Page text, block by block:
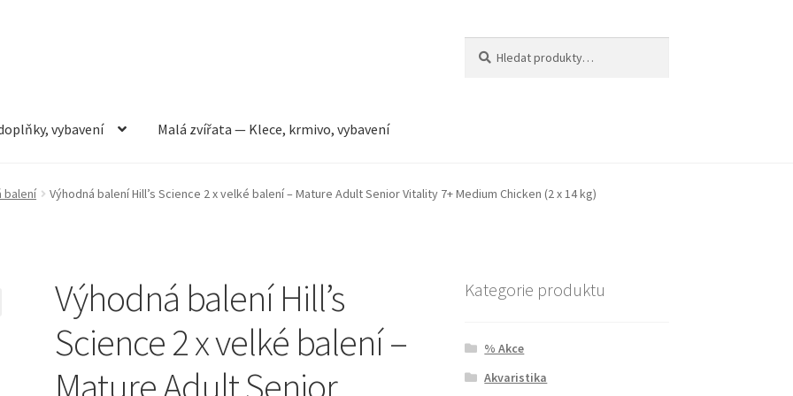
vybavení Malá zvířata — Klece, krmivo, vybavení
vybavení Můj účet Obchod Pokladna Vše pro kočky
balení Výhodná balení Hill’s Science 2 x velké balení – Mature Adult Senior Vitality 7+ Medium Chicken (2 x 14 kg)
Výhodná balení Hill’s
Science 2 x velké balení –
Mature Adult Senior
Kategorie produktu
% Akce
Akvaristika